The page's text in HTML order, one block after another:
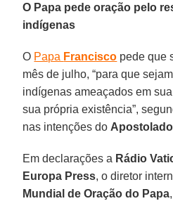
O Papa pede oração pelo
indígenas
O Papa Francisco pede que
mês de julho, “para que
indígenas ameaçados em
sua própria existência”,
nas intenções do
Em declarações a Rádio
Europa Press, o diretor
Mundial de Oração do Papa